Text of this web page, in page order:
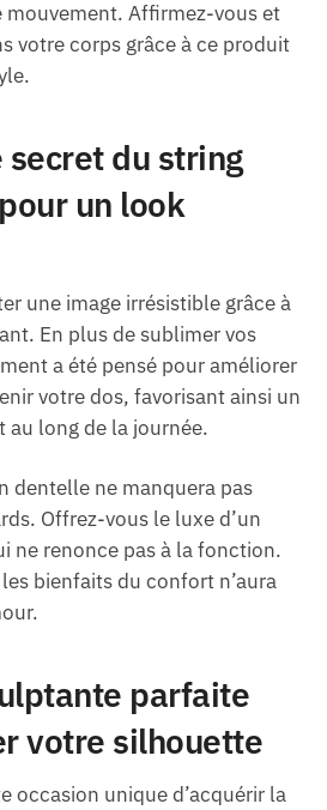
mouvement. Affirmez-vous et
votre corps grâce à ce produit
secret du string
un look
une image irrésistible grâce à
En plus de sublimer vos
a été pensé pour améliorer
votre dos, favorisant ainsi un
long de la journée.
dentelle ne manquera pas
Offrez-vous le luxe d’un
ne renonce pas à la fonction.
bienfaits du confort n’aura
parfaite
votre silhouette
occasion unique d’acquérir la